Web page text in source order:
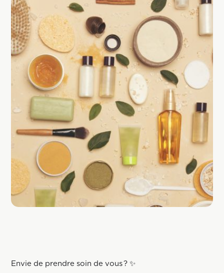
Envie de prendre soin de vous ? ✨